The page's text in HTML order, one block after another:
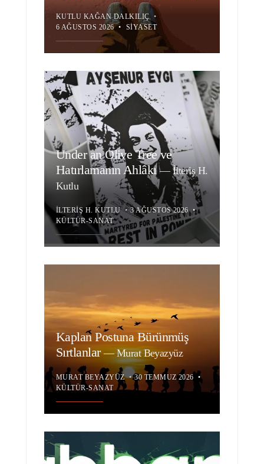
KUTLU KAĞAN DALKILIÇ •
6 AĞUSTOS 2026 • SIYASET
Under an Olive Tree ve
Hatırlamanın Ahlâkı— İlteriş H.
Kutlu
İLTERIŞ H. KUTLU • 3 AĞUSTOS 2026 •
KÜLTÜR-SANAT
Kaplan Postuna Bürünmüş
Sırtlanlar—Murat Beyazyüz
MURAT BEYAZYÜZ • 30 TEMMUZ 2026 •
KÜLTÜR-SANAT